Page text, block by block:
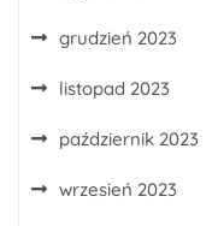
grudzień 2023
listopad 2023
październik 2023
wrzesień 2023